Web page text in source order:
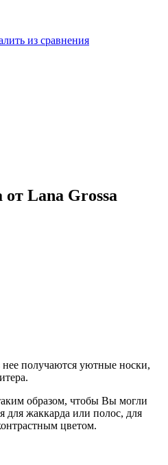
из сравнения
Lana Grossa
получаются уютные носки,
образом, чтобы Вы могли
для жаккарда или полос, для
цветом.